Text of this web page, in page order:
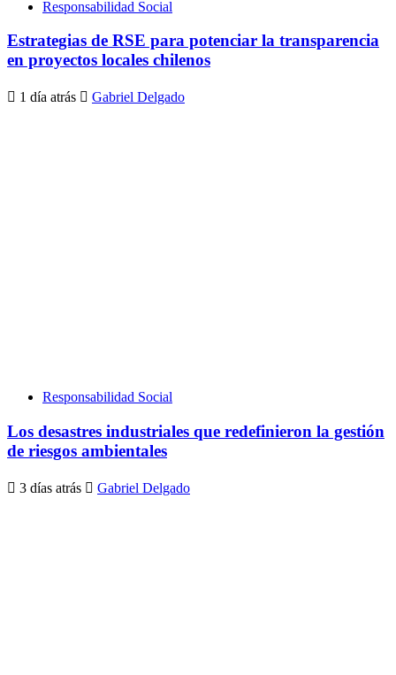
Responsabilidad Social
Estrategias de RSE para potenciar la transparencia
en proyectos locales chilenos
1 día atrás Gabriel Delgado
Responsabilidad Social
Los desastres industriales que redefinieron la gestión
de riesgos ambientales
3 días atrás Gabriel Delgado